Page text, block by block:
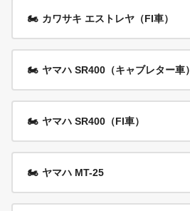
🏍️ カワサキ エストレヤ（FI車）
🏍️ ヤマハ SR400（キャブレター車）
🏍️ ヤマハ SR400（FI車）
🏍️ ヤマハ MT-25